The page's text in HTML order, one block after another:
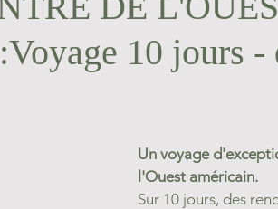
10 jours -
Un voyage
l'Ouest américain.
Sur 10 jours, des